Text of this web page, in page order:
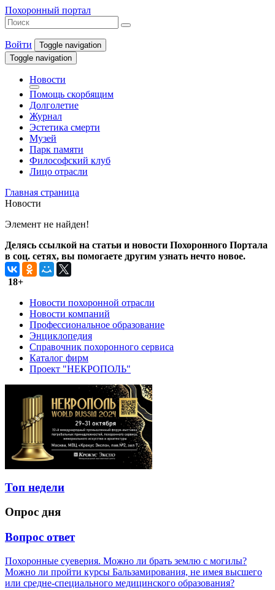
Похоронный портал
Войти
Toggle navigation
Toggle navigation
Новости
Помощь скорбящим
Долголетие
Журнал
Эстетика смерти
Музей
Парк памяти
Философский клуб
Лицо отрасли
Главная страница
Новости
Элемент не найден!
Делясь ссылкой на статьи и новости Похоронного Портала
в соц. сетях, вы помогаете другим узнать нечто новое.
18+
Новости похоронной отрасли
Новости компаний
Профессиональное образование
Энциклопедия
Справочник похоронного сервиса
Каталог фирм
Проект "НЕКРОПОЛЬ"
Топ недели
Опрос дня
Вопрос ответ
Похоронные суеверия. Можно ли брать землю с могилы?
Можно ли пройти курсы Бальзамирования, не имея высшего
или средне-специального медицинского образования?